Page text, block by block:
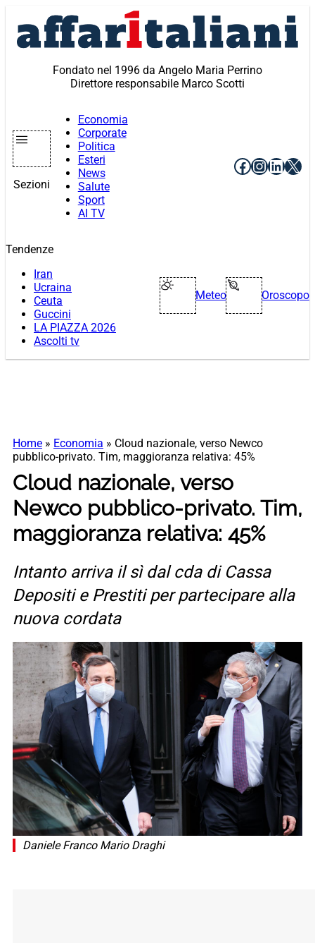
contenuto
Fondato nel 1996 da Angelo Maria Perrino
Direttore responsabile Marco Scotti
Sezioni
Economia
Corporate
Politica
Esteri
News
Salute
Sport
AI TV
Facebook
X
Tendenze
Iran
Ucraina
Ceuta
Guccini
LA PIAZZA 2026
Ascolti tv
Meteo Oroscopo
Home » Economia » Cloud nazionale, verso Newco
pubblico-privato. Tim, maggioranza relativa: 45%
Cloud nazionale, verso
Newco pubblico-privato. Tim,
maggioranza relativa: 45%
Intanto arriva il sì dal cda di Cassa
Depositi e Prestiti per partecipare alla
nuova cordata
Daniele Franco Mario Draghi